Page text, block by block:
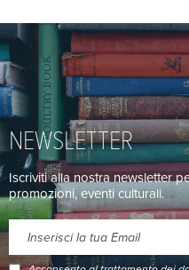
NEWSLETTER
Iscriviti alla nostra newsletter
promozioni, eventi culturali.